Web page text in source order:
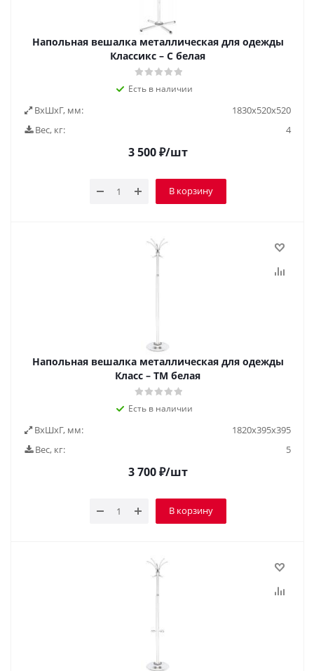
Напольная вешалка металлическая для одежды
Классикс – С белая
Есть в наличии
ВxШxГ, мм:
1830х520х520
Вес, кг:
4
3 500₽/шт
В корзину
Напольная вешалка металлическая для одежды
Класс – ТМ белая
Есть в наличии
ВxШxГ, мм:
1820х395х395
Вес, кг:
5
3 700₽/шт
В корзину